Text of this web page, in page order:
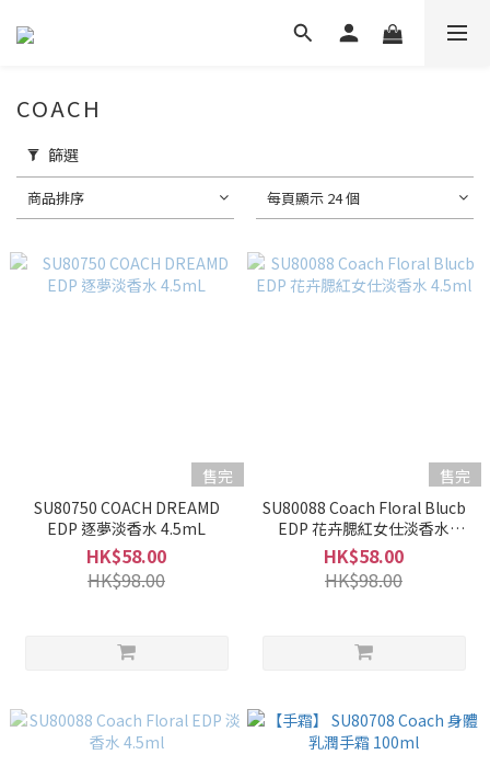
COACH
篩選
商品排序 每頁顯示 24 個
售完
SU80750 COACH DREAMD
EDP 逐夢淡香水 4.5mL
HK$58.00
HK$98.00
售完
SU80088 Coach Floral Blucb
EDP 花卉腮紅女仕淡香水
4.5ml
HK$58.00
HK$98.00